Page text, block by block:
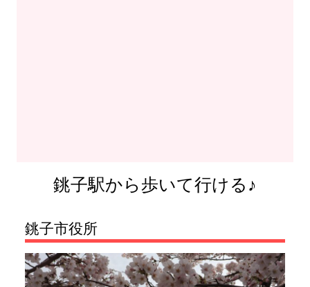
銚子駅から歩いて行ける♪
銚子市役所